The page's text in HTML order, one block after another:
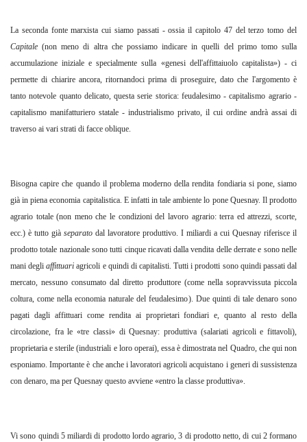
La seconda fonte marxista cui siamo passati - ossia il capitolo 47 del terzo tomo del
Capitale(non meno di altra che possiamo indicare in quelli del primo tomo sulla
accumulazione iniziale e specialmente sulla «genesi dell'affittaiuolo capitalista») - ci
permette di chiarire ancora, ritornandoci prima di proseguire, dato che l'argomento è
tanto notevole quanto delicato, questa serie storica: feudalesimo - capitalismo agrario -
capitalismo manifatturiero statale - industrialismo privato, il cui ordine andrà assai di
traverso ai vari strati di facce oblique.
Bisogna capire che quando il problema moderno della rendita fondiaria si pone, siamo
già in piena economia capitalistica. E infatti in tale ambiente lo pone Quesnay. Il prodotto
agrario totale (non meno che le condizioni del lavoro agrario: terra ed attrezzi, scorte,
ecc.) è tutto già separato dal lavoratore produttivo. I miliardi a cui Quesnay riferisce il
prodotto totale nazionale sono tutti cinque ricavati dalla vendita delle derrate e sono nelle
mani degli affittuariagricoli e quindi di capitalisti. Tutti i prodotti sono quindi passati dal
mercato, nessuno consumato dal diretto produttore (come nella sopravvissuta piccola
coltura, come nella economia naturale del feudalesimo). Due quinti di tale denaro sono
pagati dagli affittuari come rendita ai proprietari fondiari e, quanto al resto della
circolazione, fra le «tre classi» di Quesnay: produttiva (salariati agricoli e fittavoli),
proprietaria e sterile (industriali e loro operai), essa è dimostrata nel Quadro, che qui non
esponiamo. Importante è che anche i lavoratori agricoli acquistano i generi di sussistenza
con denaro, ma per Quesnay questo avviene «entro la classe produttiva».
Vi sono quindi 5 miliardi di prodotto lordo agrario, 3 di prodotto netto, di cui 2 formano